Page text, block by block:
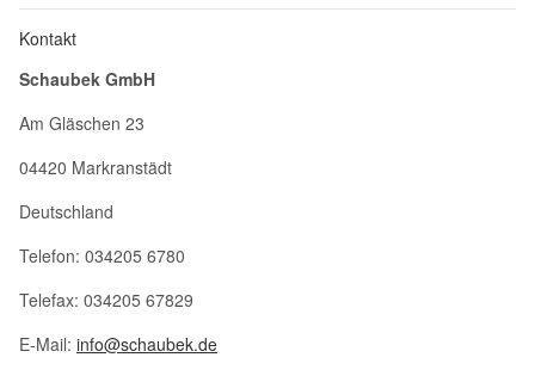
Kontakt
Schaubek GmbH
Am Gläschen 23
04420 Markranstädt
Deutschland
Telefon: 034205 6780
Telefax: 034205 67829
E-Mail: info@schaubek.de